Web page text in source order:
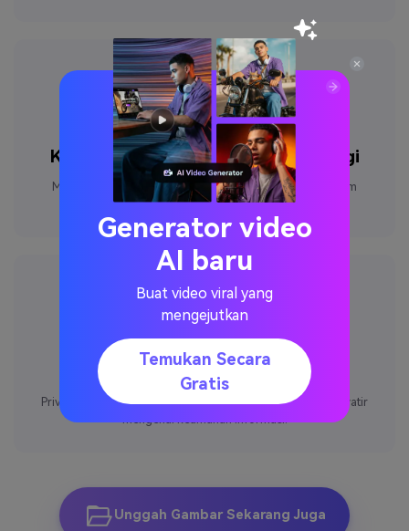
Kecepatan penghapusan yang tinggi
Mampu menyelesaikan pemrosesan gambar hanya dalam
beberapa detik.
Keamanan yang terjamin
Privasi pengguna akan selalu terlindungi. Tidak perlu khawatir
mengenai keamanan informasi.
Unggah Gambar Sekarang Juga
Generator video
AI baru
Buat video viral yang
mengejutkan
Temukan Secara
Gratis